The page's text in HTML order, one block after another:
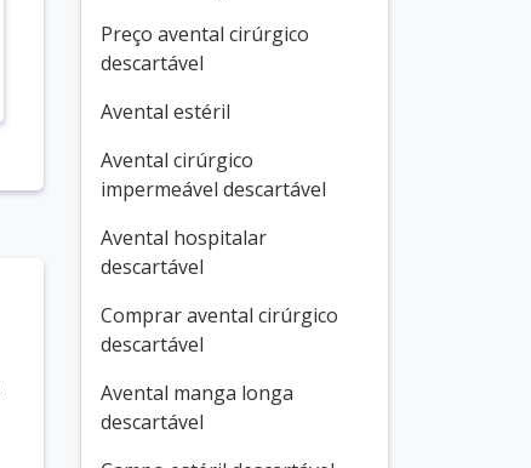
Preço avental cirúrgico
descartável
Avental estéril
Avental cirúrgico
impermeável descartável
Avental hospitalar
descartável
Comprar avental cirúrgico
descartável
Avental manga longa
descartável